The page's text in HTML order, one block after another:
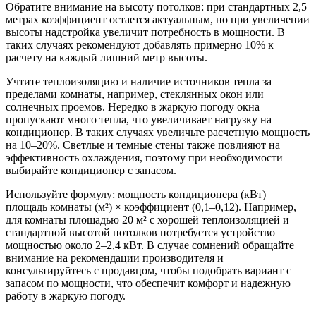
Обратите внимание на высоту потолков: при стандартных 2,5
метрах коэффициент остается актуальным, но при увеличении
высоты надстройка увеличит потребность в мощности. В
таких случаях рекомендуют добавлять примерно 10% к
расчету на каждый лишний метр высоты.
Учтите теплоизоляцию и наличие источников тепла за
пределами комнаты, например, стеклянных окон или
солнечных проемов. Нередко в жаркую погоду окна
пропускают много тепла, что увеличивает нагрузку на
кондиционер. В таких случаях увеличьте расчетную мощность
на 10–20%. Светлые и темные стены также повлияют на
эффективность охлаждения, поэтому при необходимости
выбирайте кондиционер с запасом.
Используйте формулу: мощность кондиционера (кВт) =
площадь комнаты (м²) × коэффициент (0,1–0,12). Например,
для комнаты площадью 20 м² с хорошей теплоизоляцией и
стандартной высотой потолков потребуется устройство
мощностью около 2–2,4 кВт. В случае сомнений обращайте
внимание на рекомендации производителя и
консультируйтесь с продавцом, чтобы подобрать вариант с
запасом по мощности, что обеспечит комфорт и надежную
работу в жаркую погоду.